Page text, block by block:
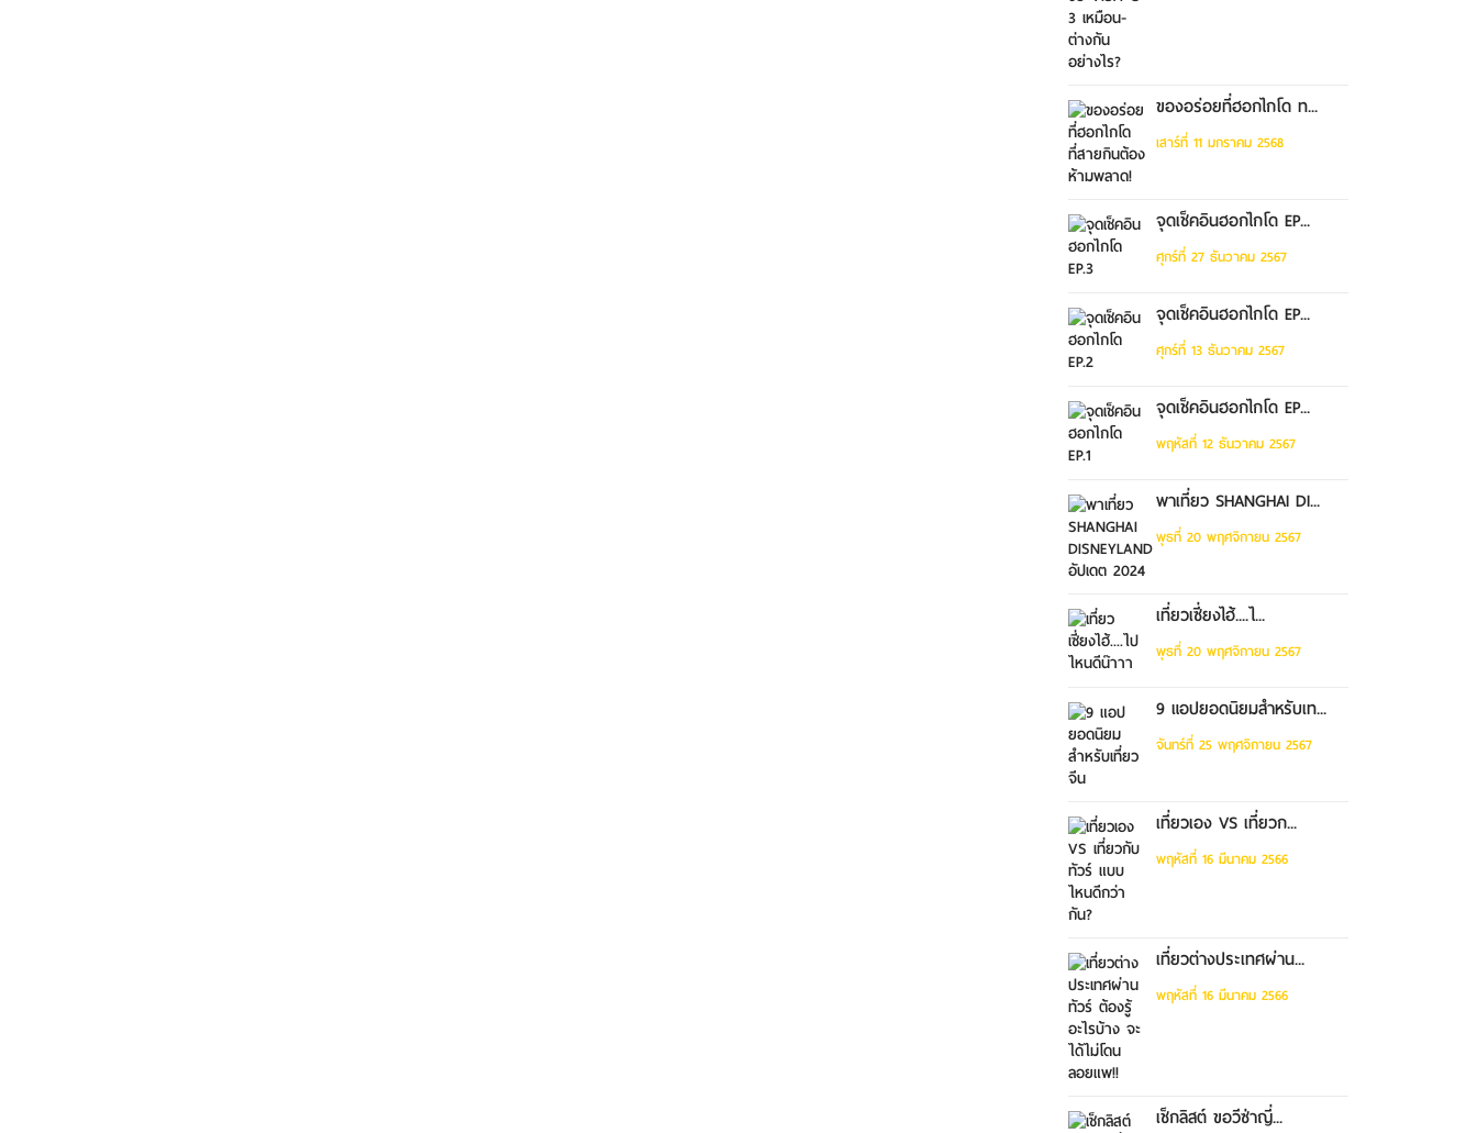
ของอร่อยที่ฮอกไกโด ท...
เสาร์ที่ 11 มกราคม 2568
จุดเช็คอินฮอกไกโด EP...
ศุกร์ที่ 27 ธันวาคม 2567
จุดเช็คอินฮอกไกโด EP...
ศุกร์ที่ 13 ธันวาคม 2567
จุดเช็คอินฮอกไกโด EP...
พฤหัสที่ 12 ธันวาคม 2567
พาเที่ยว SHANGHAI DI...
พุธที่ 20 พฤศจิกายน 2567
เที่ยวเซี่ยงไฮ้....ไ...
พุธที่ 20 พฤศจิกายน 2567
9 แอปยอดนิยมสำหรับเท...
จันทร์ที่ 25 พฤศจิกายน 2567
เที่ยวเอง VS เที่ยวก...
พฤหัสที่ 16 มีนาคม 2566
เที่ยวต่างประเทศผ่าน...
พฤหัสที่ 16 มีนาคม 2566
เช็กลิสต์ ขอวีซ่าญี่...